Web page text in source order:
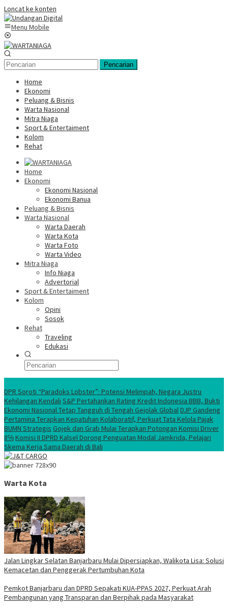
Loncat ke konten
Menu Mobile
Pencarian
Home
Ekonomi
Peluang & Bisnis
Warta Nasional
Mitra Niaga
Sport & Entertaiment
Kolom
Rehat
Home
Ekonomi
Ekonomi Nasional
Ekonomi Banua
Peluang & Bisnis
Warta Nasional
Warta Daerah
Warta Kota
Warta Foto
Warta Video
Mitra Niaga
Info Niaga
Advertorial
Sport & Entertaiment
Kolom
Opini
Sosok
Rehat
Traveling
Edukasi
DPR Soroti “Paradoks Lobster”: Potensi Melimpah, Negara Justru
Kehilangan Kendali S&P Pertahankan Rating Kredit Indonesia BBB, Bukti
Ekonomi Nasional Tetap Tangguh di Tengah Gejolak GlobalDJP Gandeng
Pertamina Terapkan Kepatuhan Kolaboratif, Perkuat Tata Kelola Pajak
BUMN Strategis Gojek dan Grab Mulai Terapkan Potongan Komisi Driver
8℅Komisi II DPRD Kalsel Dorong Penguatan Modal Jamkrida, Pelajari
Skema Kerja Sama Daerah di Bali
Warta Kota
Jalan Lingkar Selatan Banjarbaru Mulai Dipersiapkan, Walikota Lisa: Solusi
Kemacetan dan Penggerak Pertumbuhan Kota
Pemkot Banjarbaru dan DPRD Sepakati KUA-PPAS 2027, Perkuat Arah
Pembangunan yang Transparan dan Berpihak pada Masyarakat